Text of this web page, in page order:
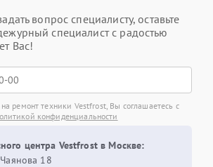
вопрос специалисту, оставьте
специалист с радостью
Вас!
ремонт техники Vestfrost, Вы соглашаетесь с
конфиденциальности
центра Vestfrost в Москве:
18